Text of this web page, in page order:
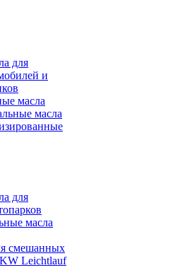
для
и
масла
масла
для
масла
смешанных
Leichtlauf